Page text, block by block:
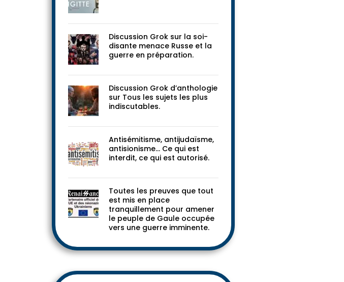
Discussion Grok sur la soi-
disante menace Russe et la
guerre en préparation.
Discussion Grok d’anthologie
sur Tous les sujets les plus
indiscutables.
Antisémitisme, antijudaïsme,
antisionisme… Ce qui est
interdit, ce qui est autorisé.
Toutes les preuves que tout
est mis en place
tranquillement pour amener
le peuple de Gaule occupée
vers une guerre imminente.